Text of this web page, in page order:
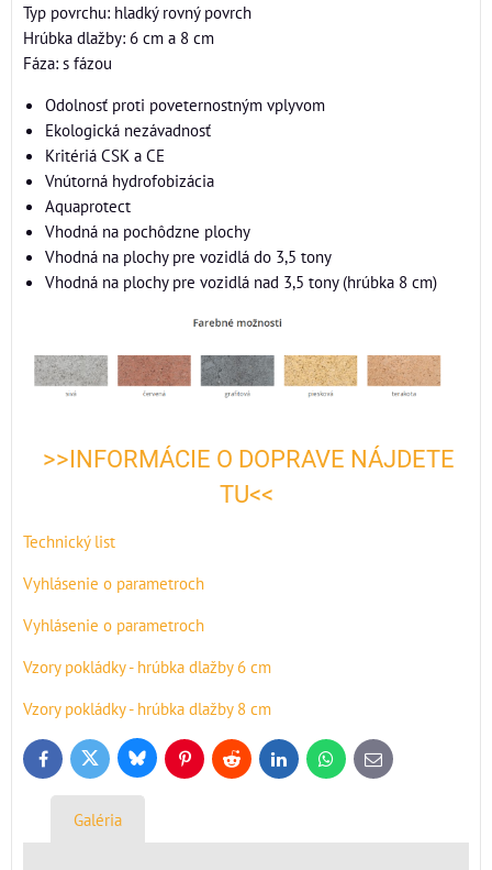
Typ povrchu: hladký rovný povrch
Hrúbka dlažby: 6 cm a 8 cm
Fáza: s fázou
Odolnosť proti poveternostným vplyvom
Ekologická nezávadnosť
Kritériá CSK a CE
Vnútorná hydrofobizácia
Aquaprotect
Vhodná na pochôdzne plochy
Vhodná na plochy pre vozidlá do 3,5 tony
Vhodná na plochy pre vozidlá nad 3,5 tony (hrúbka 8 cm)
>>INFORMÁCIE O DOPRAVE NÁJDETE
TU<<
Technický list
Vyhlásenie o parametroch
Vyhlásenie o parametroch
Vzory pokládky - hrúbka dlažby 6 cm
Vzory pokládky - hrúbka dlažby 8 cm
FacebookTwitter BlueskyPinterestReddit LinkedInWhatsApp
E-
mail
Galéria